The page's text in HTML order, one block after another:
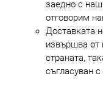
заедно с
отговорим
Доставката
извършва от
страната,
съгласуван